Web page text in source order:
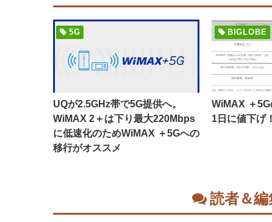
5G
UQが2.5GHz帯で5G提供へ。
WiMAX 2＋は下り最大220Mbps
に低速化のためWiMAX ＋5Gへの
移行がオススメ
BIGLOBE
WiMAX ＋5G
1日に値下げ！
読者＆